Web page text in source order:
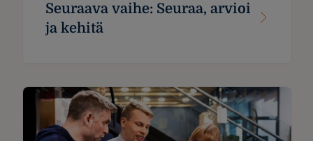
Seuraava vaihe: Seuraa, arvioi
ja kehitä